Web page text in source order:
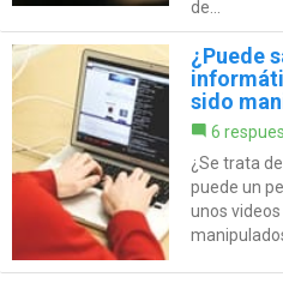
de...
¿Puede
sido
6
¿Se trata
puede un
unos